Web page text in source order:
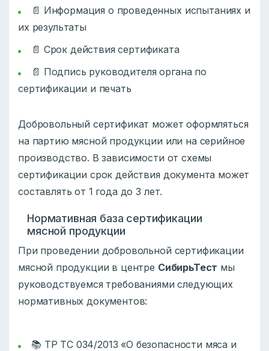
📄 Информация о проведенных испытаниях и
их результаты
📄 Срок действия сертификата
📄 Подпись руководителя органа по
сертификации и печать
Добровольный сертификат может оформляться
на партию мясной продукции или на серийное
производство. В зависимости от схемы
сертификации срок действия документа может
составлять от 1 года до 3 лет.
Нормативная база сертификации
мясной продукции
При проведении добровольной сертификации
мясной продукции в центре СибирьТест мы
руководствуемся требованиями следующих
нормативных документов:
📚 ТР ТС 034/2013 «О безопасности мяса и